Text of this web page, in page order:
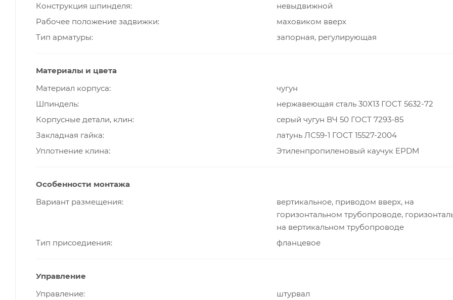
Конструкция шпинделя
невыдвижной
Рабочее положение задвижки
маховиком вверх
Тип арматуры
запорная, регулирующая
Материалы и цвета
Материал корпуса
чугун
Шпиндель
нержавеющая сталь 30Х13 ГОСТ 5632-72
Корпусные детали, клин
серый чугун ВЧ 50 ГОСТ 7293-85
Закладная гайка
латунь ЛС59-1 ГОСТ 15527-2004
Уплотнение клина
Этиленпропиленовый каучук EPDM
Особенности монтажа
Вариант размещения
вертикальное, приводом вверх, на
горизонтальном трубопроводе,
на вертикальном трубопроводе
Тип присоедиения
фланцевое
Управление
Управление
штурвал